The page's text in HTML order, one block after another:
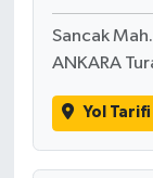
Sancak
ANKARA
Yol Tarifi